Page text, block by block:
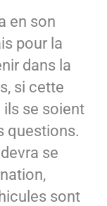
en son
pour la
dans la
si cette
se soient
questions.
se
sont